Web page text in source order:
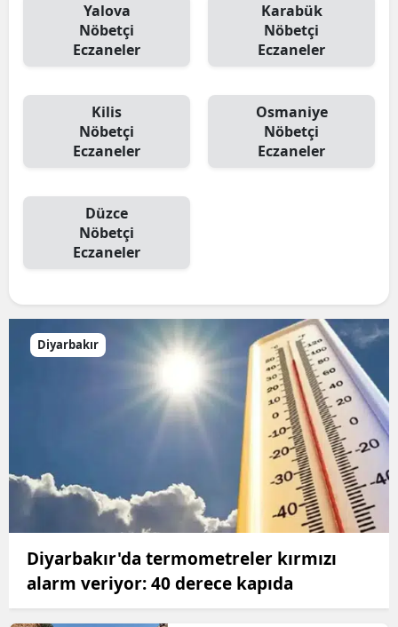
Yalova
Nöbetçi
Eczaneler
Karabük
Nöbetçi
Eczaneler
Kilis
Nöbetçi
Eczaneler
Osmaniye
Nöbetçi
Eczaneler
Düzce
Nöbetçi
Eczaneler
Diyarbakır
Diyarbakır'da termometreler kırmızı
alarm veriyor: 40 derece kapıda